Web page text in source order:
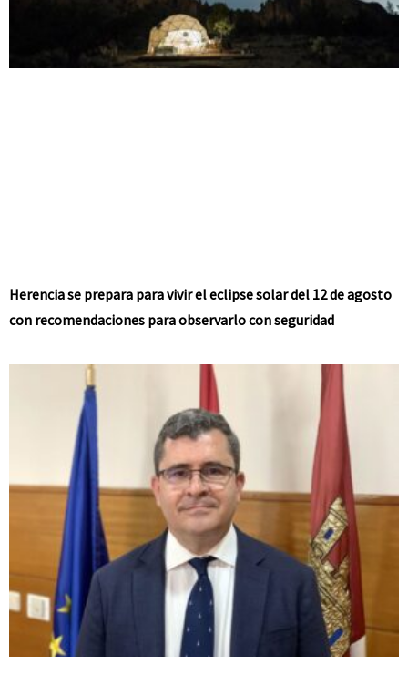
Herencia se prepara para vivir el eclipse solar del 12 de agosto
con recomendaciones para observarlo con seguridad